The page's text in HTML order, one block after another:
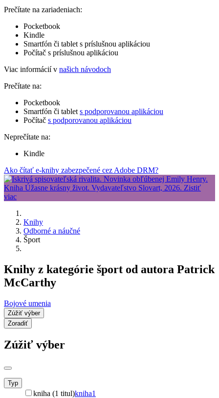
Prečítate na zariadeniach:
Pocketbook
Kindle
Smartfón či tablet s príslušnou aplikáciou
Počítač s príslušnou aplikáciou
Viac informácií v našich návodoch
Prečítate na:
Pocketbook
Smartfón či tablet s podporovanou aplikáciou
Počítač s podporovanou aplikáciou
Neprečítate na:
Kindle
Ako čítať e-knihy zabezpečené cez Adobe DRM?
Knihy
Odborné a náučné
Šport
Knihy z kategórie šport od autora Patrick
McCarthy
Bojové umenia
Zúžiť výber
Zoradiť
Zúžiť výber
Typ
kniha (1 titul)kniha1